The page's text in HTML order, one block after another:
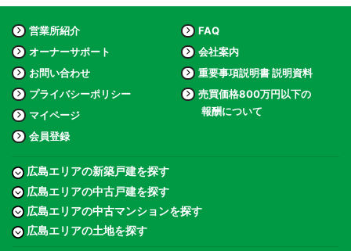
営業所紹介
オーナーサポート
お問い合わせ
プライバシーポリシー
マイページ
会員登録
FAQ
会社案内
重要事項説明書 説明資料
売買価格800万円以下の
報酬について
広島エリアの新築戸建を探す
広島エリアの中古戸建を探す
広島エリアの中古マンションを探す
広島エリアの土地を探す